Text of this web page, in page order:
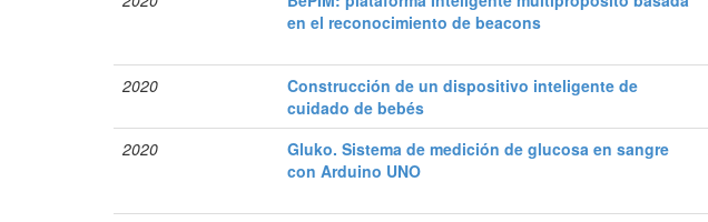
en el reconocimiento de beacons
2020
Construcción de un dispositivo inteligente de
cuidado de bebés
2020
Gluko. Sistema de medición de glucosa en sangre
con Arduino UNO